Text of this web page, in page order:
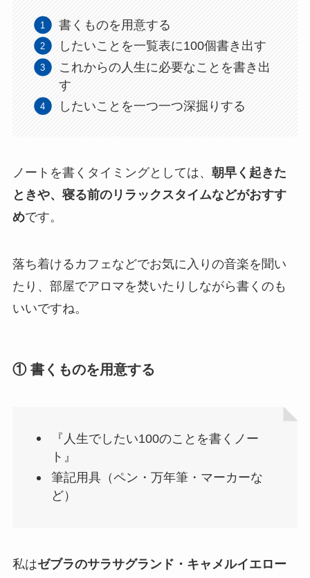
書くものを用意する
したいことを一覧表に100個書き出す
これからの人生に必要なことを書き出
す
したいことを一つ一つ深掘りする
ノートを書くタイミングとしては、 朝早く起きた
ときや、寝る前のリラックスタイムなどがおすす
めです。
落ち着けるカフェなどでお気に入りの音楽を聞い
たり、部屋でアロマを焚いたりしながら書くのも
いいですね。
① 書くものを用意する
『人生でしたい100のことを書くノー
ト』
筆記用具（ペン・万年筆・マーカーな
ど）
私はゼブラのサラサグランド・キャメルイエロー